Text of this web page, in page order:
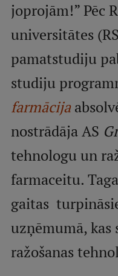
Development and
Rankings
Virtual tour
Study and
Sustainable
Performance Data
Souvenirs and
Lifelong
Ethics and Equity
joprojām!” Pēc
universitātes
pamatstudiju
studiju
farmācija
nostrādāja AS
tehnologu un
farmaceitu.
gaitas
uzņēmumā, kas
ražošanas